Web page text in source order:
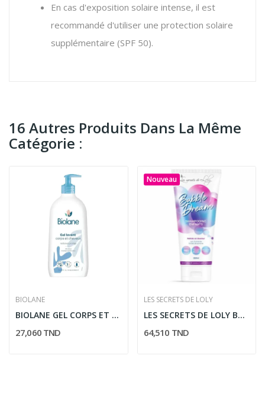
En cas d'exposition solaire intense, il est
recommandé d'utiliser une protection solaire
supplémentaire (SPF 50).
16 Autres Produits Dans La Même
Catégorie :
BIOLANE
BIOLANE GEL CORPS ET CHEVEUX 2 EN 1 350ML
27,060 TND
Nouveau
LES SECRETS DE LOLY
LES SECRETS DE LOLY BUBBLE DREAM SHAMPOOING...
64,510 TND